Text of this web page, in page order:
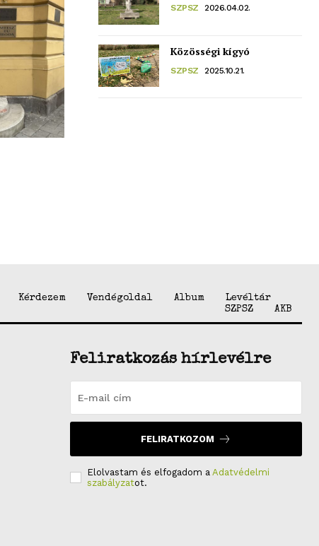
SZPSZ 2026.04.02.
Közösségi kígyó
SZPSZ 2025.10.21.
Kérdezem Vendégoldal Album
Levéltár
SZPSZ
AKB
Feliratkozás hírlevélre
FELIRATKOZOM
Elolvastam és elfogadom a Adatvédelmi
szabályzatot.